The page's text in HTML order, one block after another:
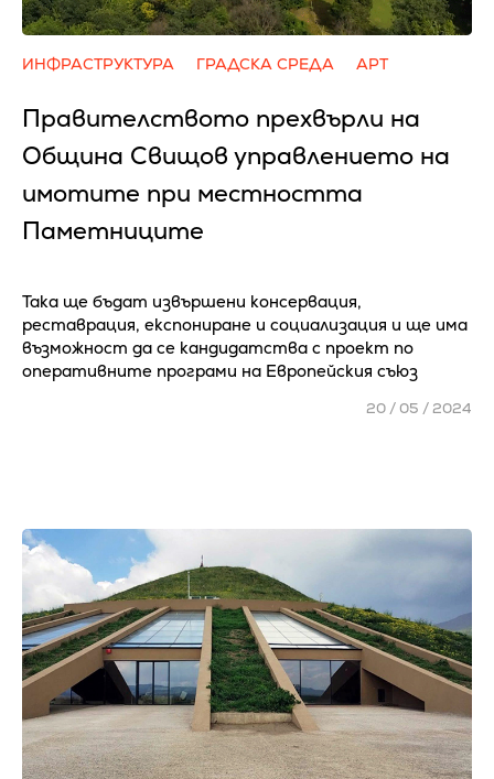
ИНФРАСТРУКТУРА ГРАДСКА СРЕДА АРТ
Правителството прехвърли на
Община Свищов управлението на
имотите при местността
Паметниците
Така ще бъдат извършени консервация,
реставрация, експониране и социализация и ще има
възможност да се кандидатства с проект по
оперативните програми на Европейския съюз
20 / 05 / 2024